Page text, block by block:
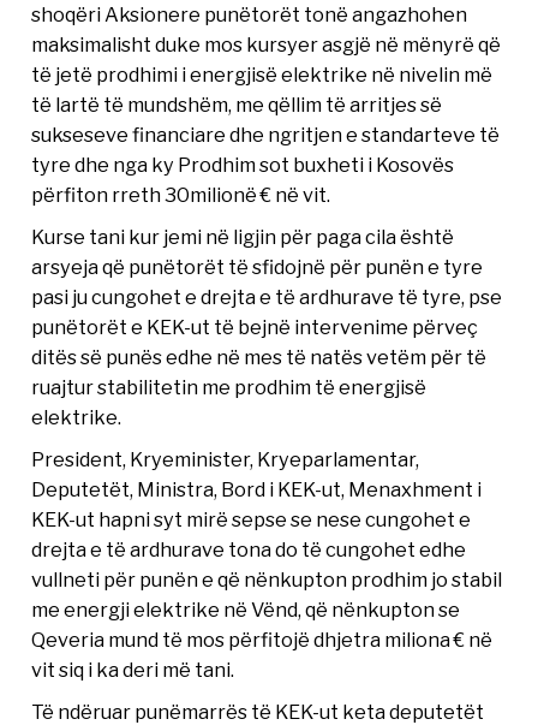
shoqëri Aksionere punëtorët tonë angazhohen
maksimalisht duke mos kursyer asgjë në mënyrë që
të jetë prodhimi i energjisë elektrike në nivelin më
të lartë të mundshëm, me qëllim të arritjes së
sukseseve financiare dhe ngritjen e standarteve të
tyre dhe nga ky Prodhim sot buxheti i Kosovës
përfiton rreth 30milionë € në vit.
Kurse tani kur jemi në ligjin për paga cila është
arsyeja që punëtorët të sfidojnë për punën e tyre
pasi ju cungohet e drejta e të ardhurave të tyre, pse
punëtorët e KEK-ut të bejnë intervenime përveç
ditës së punës edhe në mes të natës vetëm për të
ruajtur stabilitetin me prodhim të energjisë
elektrike.
President, Kryeminister, Kryeparlamentar,
Deputetët, Ministra, Bord i KEK-ut, Menaxhment i
KEK-ut hapni syt mirë sepse se nese cungohet e
drejta e të ardhurave tona do të cungohet edhe
vullneti për punën e që nënkupton prodhim jo stabil
me energji elektrike në Vënd, që nënkupton se
Qeveria mund të mos përfitojë dhjetra miliona € në
vit siq i ka deri më tani.
Të ndëruar punëmarrës të KEK-ut keta deputetët